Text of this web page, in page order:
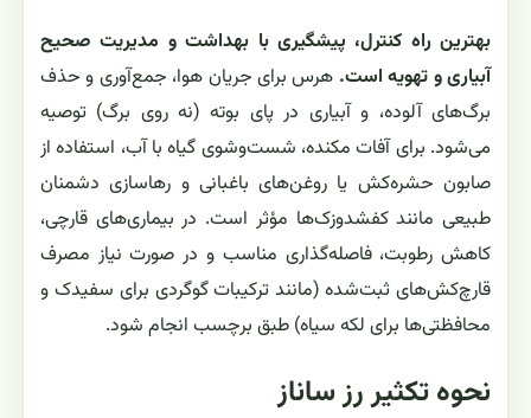
بهترین راه کنترل، پیشگیری با بهداشت و مدیریت صحیح
آبیاری و تهویه است. هرس برای جریان هوا، جمع‌آوری و حذف
برگ‌های آلوده، و آبیاری در پای بوته (نه روی برگ) توصیه
می‌شود. برای آفات مکنده، شست‌وشوی گیاه با آب، استفاده از
صابون حشره‌کش یا روغن‌های باغبانی و رهاسازی دشمنان
طبیعی مانند کفشدوزک‌ها مؤثر است. در بیماری‌های قارچی،
کاهش رطوبت، فاصله‌گذاری مناسب و در صورت نیاز مصرف
قارچ‌کش‌های ثبت‌شده (مانند ترکیبات گوگردی برای سفیدک و
محافظتی‌ها برای لکه سیاه) طبق برچسب انجام شود.
نحوه تکثیر رز ساناز